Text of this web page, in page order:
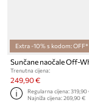
Extra -10% s kodom: OFF*
Sunčane naočale Off-
Trenutna cijena:
249,90 €
Regularna cijena:319,90
Najniža cijena:269,90 €